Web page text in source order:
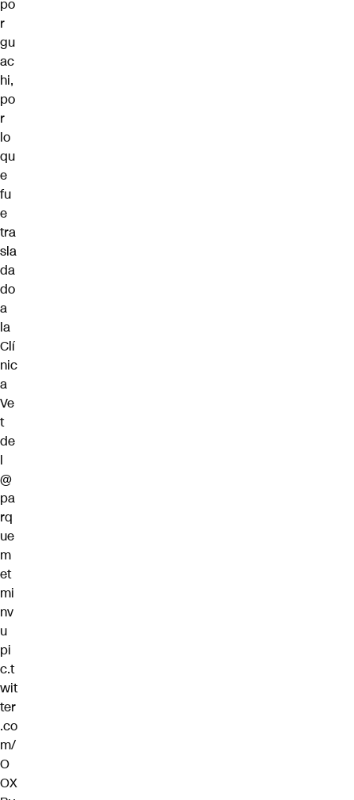
po
r
gu
ac
hi,
po
r
lo
qu
e
fu
e
tra
sla
da
do
a
la
Clí
nic
a
Ve
t
de
l
@
pa
rq
ue
m
et
mi
nv
u
pi
c.t
wit
ter
.co
m/
O
OX